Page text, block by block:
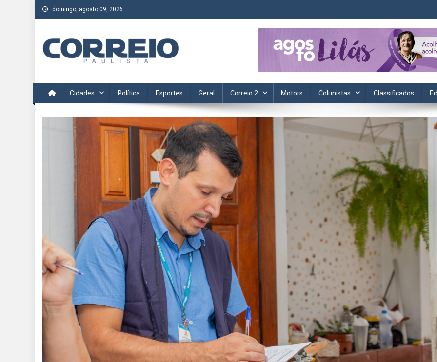
Skip
to
domingo, agosto 09, 2026
Acompanhe as últimas notícias da região no Correio Paulista. Informação, política, saúde, economia, esportes e cotidiano.
Cidades Política Esportes Geral Correio 2 Motors Colunistas Classificados